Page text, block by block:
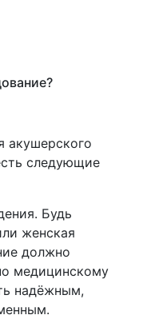
акушерского
следующие
Будь
женская
должно
медицинскому
надёжным,